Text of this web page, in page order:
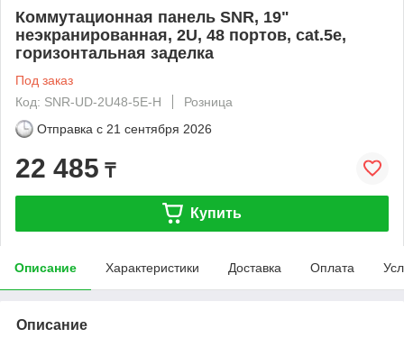
Коммутационная панель SNR, 19"
неэкранированная, 2U, 48 портов, cat.5e,
горизонтальная заделка
Под заказ
Код: SNR-UD-2U48-5E-H
Розница
Отправка с 21 сентября 2026
22 485 ₸
Купить
Описание Характеристики Доставка Оплата
Описание